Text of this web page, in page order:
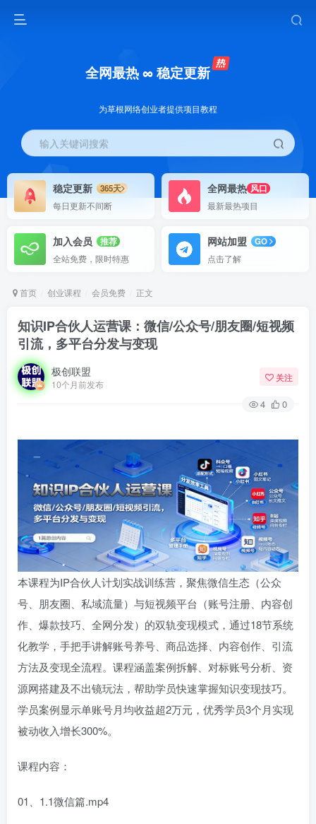
全网最热 ∞ 稳定更新
为草根网络创业者提供项目教程
输入关键词搜索
稳定更新
365天
每日更新不间断
全网最热 风口
最新最热项目
加入会员
推荐
全站免费，限时特惠
网站加盟
GO
点击了解
首页 创业课程 会员免费 正文
知识IP合伙人运营课：微信/公众号/朋友圈/短视频
引流，多平台分发与变现
极创联盟
10个月前发布
关注
4 0
本课程为IP合伙人计划实战训练营，聚焦微信生态（公众
号、朋友圈、私域流量）与短视频平台（账号注册、内容创
作、爆款技巧、全网分发）的双轨变现模式，通过18节系统
化教学，手把手讲解账号养号、商品选择、内容创作、引流
方法及变现全流程。课程涵盖案例拆解、对标账号分析、资
源网搭建及不出镜玩法，帮助学员快速掌握知识变现技巧。
学员案例显示单账号月均收益超2万元，优秀学员3个月实现
被动收入增长300%。
课程内容：
01、1.1微信篇.mp4